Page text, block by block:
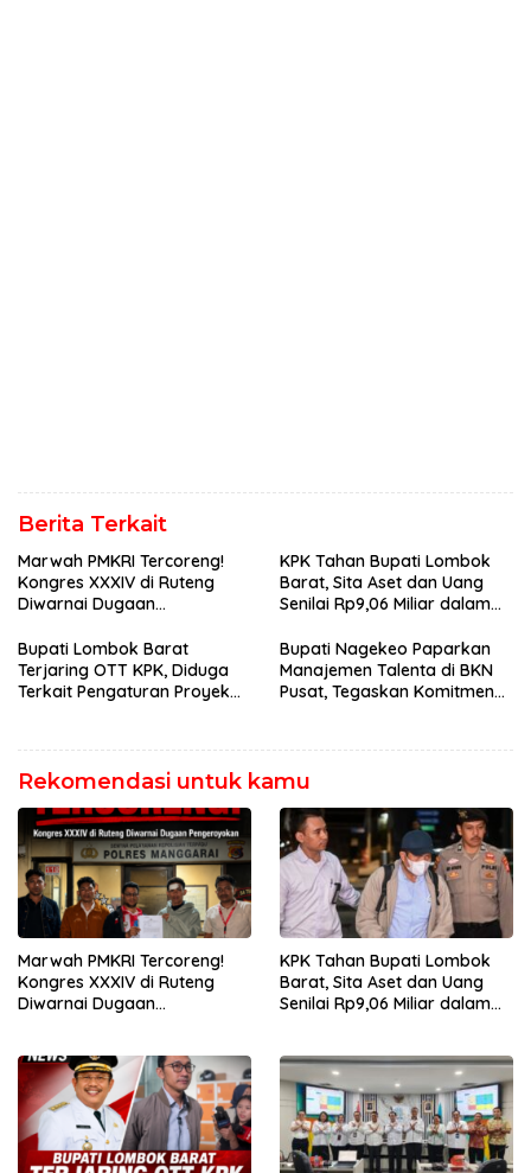
Berita Terkait
Marwah PMKRI Tercoreng!
Kongres XXXIV di Ruteng
Diwarnai Dugaan
Presidium Jakarta Pusat
Lapor Polisi
KPK Tahan Bupati Lombok
Barat, Sita Aset dan Uang
Senilai Rp9,06 Miliar dalam
Bupati Lombok Barat
Terjaring OTT KPK, Diduga
Terkait Pengaturan Proyek
Bupati Nagekeo Paparkan
Manajemen Talenta di BKN
Pusat, Tegaskan Komitmen
Rekomendasi untuk kamu
Marwah PMKRI Tercoreng!
Kongres XXXIV di Ruteng
Diwarnai Dugaan
Lapor Polisi
KPK Tahan Bupati Lombok
Barat, Sita Aset dan Uang
Senilai Rp9,06 Miliar dalam